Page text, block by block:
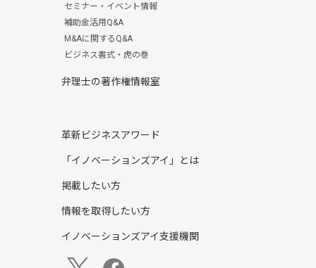
セミナー・イベント情報
補助金活用Q&A
M&Aに関するQ&A
ビジネス書式・虎の巻
弁理士の著作権情報室
革新ビジネスアワード
「イノベーションズアイ」とは
掲載したい方
情報を取得したい方
イノベーションズアイ支援機関